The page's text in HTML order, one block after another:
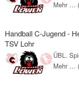
Mehr …
Handball C-Jugend -
TSV Lohr
ÜBL.
Mehr …